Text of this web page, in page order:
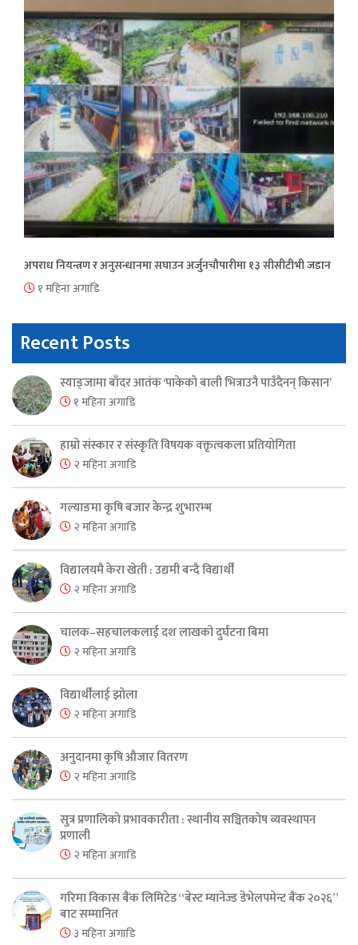
अपराध नियन्त्रण र अनुसन्धानमा सघाउन अर्जुनचौपारीमा १३ सीसीटीभी जडान
१ महिना अगाडि
Recent Posts
स्याङ्जामा बाँदर आतंक ‘पाकेको बाली भित्राउनै पाउँदैनन् किसान’
१ महिना अगाडि
हाम्रो संस्कार र संस्कृति विषयक वक्तृत्वकला प्रतियोगिता
२ महिना अगाडि
गल्याङमा कृषि बजार केन्द्र शुभारम्भ
२ महिना अगाडि
विद्यालयमै केरा खेती : उद्यमी बन्दै विद्यार्थी
२ महिना अगाडि
चालक–सहचालकलाई दश लाखको दुर्घटना बिमा
२ महिना अगाडि
विद्यार्थीलाई झोला
२ महिना अगाडि
अनुदानमा कृषि औजार वितरण
२ महिना अगाडि
सुत्र प्रणालिको प्रभावकारीता : स्थानीय सञ्चितकोष व्यवस्थापन
प्रणाली
२ महिना अगाडि
गरिमा विकास बैंक लिमिटेड “बेस्ट म्यानेज्ड डेभेलपमेन्ट बैंक २०२६”
बाट सम्मानित
३ महिना अगाडि